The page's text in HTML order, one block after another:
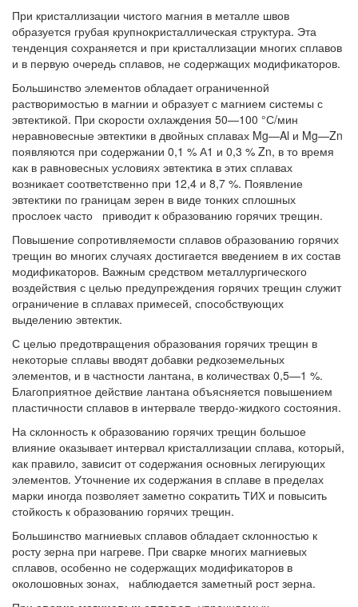
При кристаллизации чистого магния в металле швов
образуется грубая крупнокристаллическая структура. Эта
тенденция сохраняется и при кристаллизации многих сплавов
и в первую очередь сплавов, не содержащих модификаторов.
Большинство элементов обладает ограниченной
растворимостью в магнии и образует с магнием системы с
эвтектикой. При скорости охлаждения 50—100 °С/мин
неравновесные эвтектики в двойных сплавах Mg—Al и Mg—Zn
появляются при содержании 0,1 % А1 и 0,3 % Zn, в то время
как в равновесных условиях эвтектика в этих сплавах
возникает соответственно при 12,4 и 8,7 %. Появление
эвтектики по границам зерен в виде тонких сплошных
прослоек часто приводит к образованию горячих трещин.
Повышение сопротивляемости сплавов образованию горячих
трещин во многих случаях достигается введением в их состав
модификаторов. Важным средством металлургического
воздействия с целью предупреждения горячих трещин служит
ограничение в сплавах примесей, способствующих
выделению эвтектик.
С целью предотвращения образования горячих трещин в
некоторые сплавы вводят добавки редкоземельных
элементов, и в частности лантана, в количествах 0,5—1 %.
Благоприятное действие лантана объясняется повышением
пластичности сплавов в интервале твердо-жидкого состояния.
На склонность к образованию горячих трещин большое
влияние оказывает интервал кристаллизации сплава, который,
как правило, зависит от содержания основных легирующих
элементов. Уточнение их содержания в сплаве в пределах
марки иногда позволяет заметно сократить ТИХ и повысить
стойкость к образованию горячих трещин.
Большинство магниевых сплавов обладает склонностью к
росту зерна при нагреве. При сварке многих магниевых
сплавов, особенно не содержащих модификаторов в
околошовных зонах, наблюдается заметный рост зерна.